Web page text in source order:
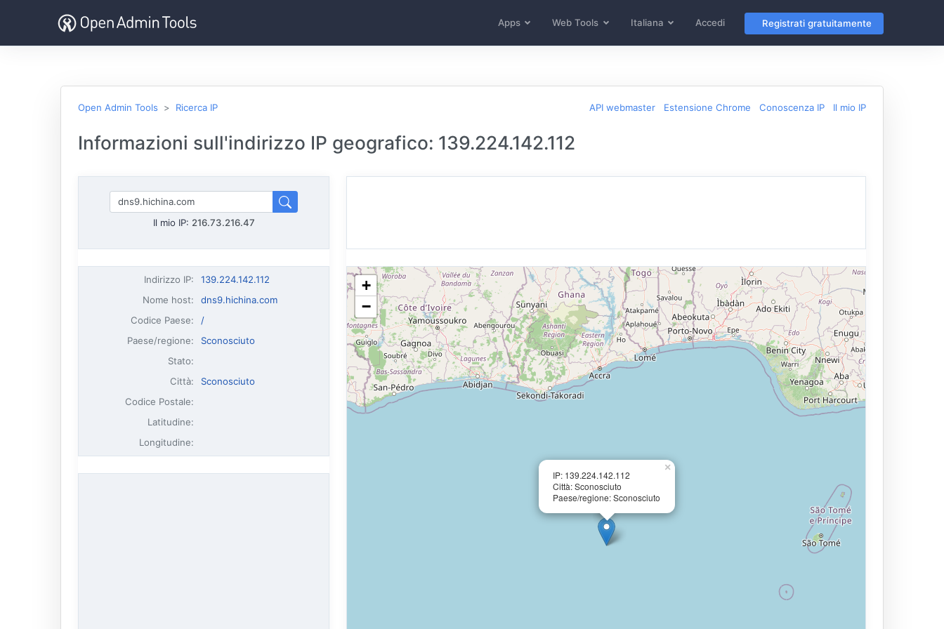
Apps Web Tools Italiana Accedi Registrati gratuitamente
Open Admin Tools Ricerca IP API webmaster Estensione Chrome Conoscenza IP Il mio IP
Informazioni sull'indirizzo IP geografico: 139.224.142.112
Il mio IP: 216.73.216.47
Indirizzo IP:
139.224.142.112
Nome host:
dns9.hichina.com
Codice Paese:
/
Paese/regione:
Sconosciuto
Stato:
Città:
Sconosciuto
Codice Postale:
Latitudine:
Longitudine:
IP: 139.224.142.112
Città: Sconosciuto
Paese/regione: Sconosciuto
×
+
−